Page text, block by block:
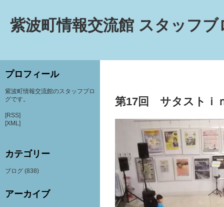
紫波町情報交流館 スタッフブ
第17回 サタストｉ
プロフィール
紫波町情報交流館のスタッフブロ
グです。
[RSS]
[XML]
カテゴリー
ブログ (838)
アーカイブ